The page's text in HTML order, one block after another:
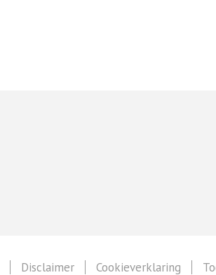
Disclaimer Cookieverklaring